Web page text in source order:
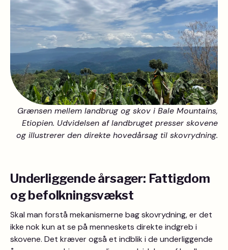
Grænsen mellem landbrug og skov i Bale Mountains,
Etiopien. Udvidelsen af landbruget presser skovene
og illustrerer den direkte hovedårsag til skovrydning.
Underliggende årsager: Fattigdom
og befolkningsvækst
Skal man forstå mekanismerne bag skovrydning, er det
ikke nok kun at se på menneskets direkte indgreb i
skovene. Det kræver også et indblik i de underliggende